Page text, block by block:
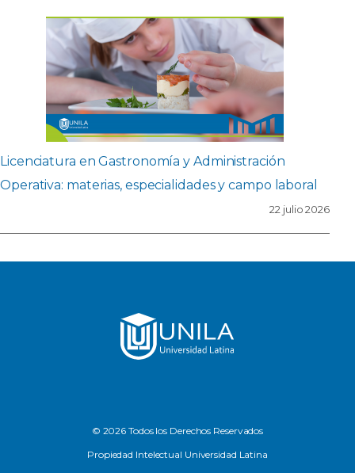
Licenciatura en Gastronomía y Administración
Operativa: materias, especialidades y campo laboral
22 julio 2026
© 2026 Todos los Derechos Reservados
Propiedad Intelectual Universidad Latina